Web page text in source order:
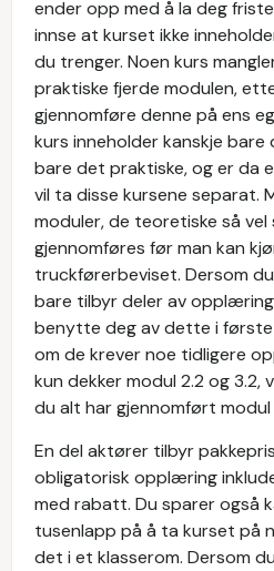
ender opp med å la deg
innse at kurset ikke
du trenger. Noen kurs
praktiske fjerde modulen,
gjennomføre denne på ens
kurs inneholder kanskje
bare det praktiske, og er da
vil ta disse kursene separat.
moduler, de teoretiske så vel
gjennomføres før man kan
truckførerbeviset. Dersom
bare tilbyr deler av
benytte deg av dette i første
om de krever noe tidligere
kun dekker modul 2.2 og 3.2,
du alt har gjennomført modul
En del aktører tilbyr
obligatorisk opplæring
med rabatt. Du sparer også
tusenlapp på å ta kurset på
det i et klasserom. Dersom